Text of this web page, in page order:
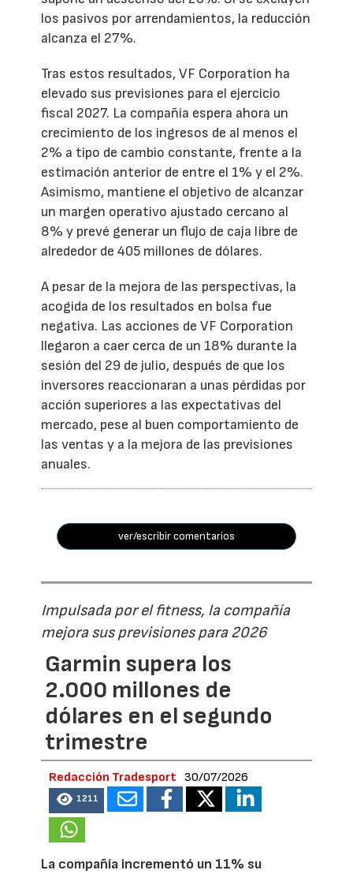
los pasivos por arrendamientos, la reducción
alcanza el 27%.
Tras estos resultados, VF Corporation ha
elevado sus previsiones para el ejercicio
fiscal 2027. La compañía espera ahora un
crecimiento de los ingresos de al menos el
2% a tipo de cambio constante, frente a la
estimación anterior de entre el 1% y el 2%.
Asimismo, mantiene el objetivo de alcanzar
un margen operativo ajustado cercano al
8% y prevé generar un flujo de caja libre de
alrededor de 405 millones de dólares.
A pesar de la mejora de las perspectivas, la
acogida de los resultados en bolsa fue
negativa. Las acciones de VF Corporation
llegaron a caer cerca de un 18% durante la
sesión del 29 de julio, después de que los
inversores reaccionaran a unas pérdidas por
acción superiores a las expectativas del
mercado, pese al buen comportamiento de
las ventas y a la mejora de las previsiones
anuales.
ver/escribir comentarios
Impulsada por el fitness, la compañía
mejora sus previsiones para 2026
Garmin supera los
2.000 millones de
dólares en el segundo
trimestre
Redacción Tradesport 30/07/2026
1211
La compañía incrementó un 11% su